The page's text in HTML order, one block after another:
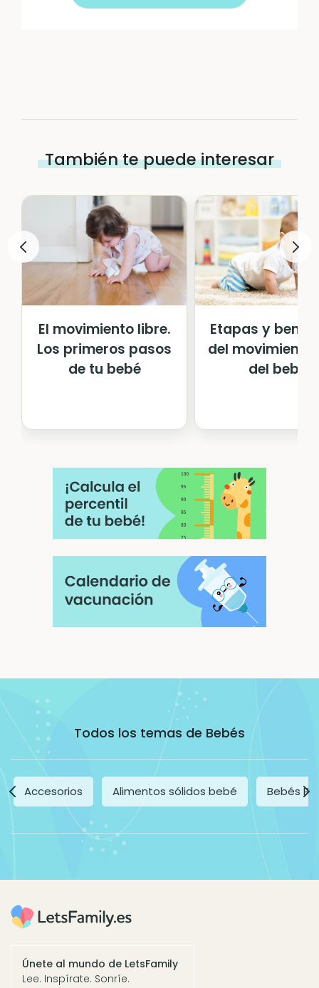
También te puede interesar
El movimiento libre.
Los primeros pasos
de tu bebé
Etapas y
del movimiento
del bebé
Todos los temas de Bebés
Accesorios Alimentos sólidos bebé Bebés
Únete al mundo de LetsFamily
Lee. Inspírate. Sonríe.